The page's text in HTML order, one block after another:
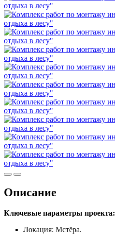
Описание
Ключевые параметры проекта:
Локация: Мстёра.